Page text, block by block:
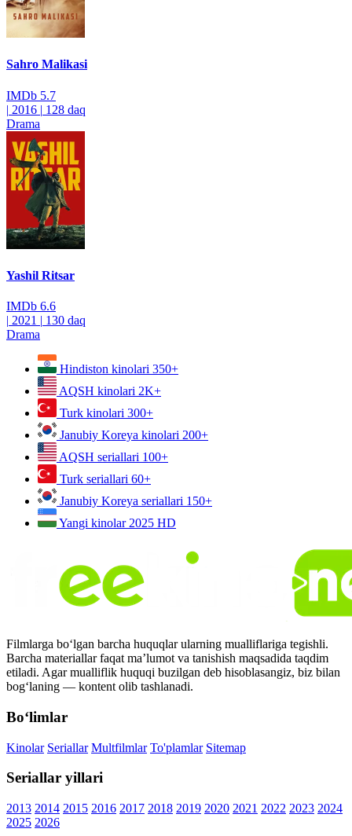
Sahro Malikasi
IMDb 5.7
| 2016 | 128 daq
Drama
Yashil Ritsar
IMDb 6.6
| 2021 | 130 daq
Drama
Hindiston kinolari 350+
AQSH kinolari 2K+
Turk kinolari 300+
Janubiy Koreya kinolari 200+
AQSH seriallari 100+
Turk seriallari 60+
Janubiy Koreya seriallari 150+
Yangi kinolar 2025 HD
Filmlarga bo‘lgan barcha huquqlar ularning mualliflariga tegishli.
Barcha materiallar faqat ma’lumot va tanishish maqsadida taqdim
etiladi. Agar mualliflik huquqi buzilgan deb hisoblasangiz, biz bilan
bog‘laning — kontent olib tashlanadi.
Bo‘limlar
Kinolar Seriallar Multfilmlar To'plamlar Sitemap
Seriallar yillari
2013 2014 2015 2016 2017 2018 2019 2020 2021 2022 2023 2024
2025 2026